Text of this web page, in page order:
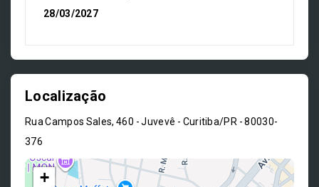
28/03/2027
Localização
Rua Campos Sales, 460 - Juvevê - Curitiba/PR - 80030-
376
+